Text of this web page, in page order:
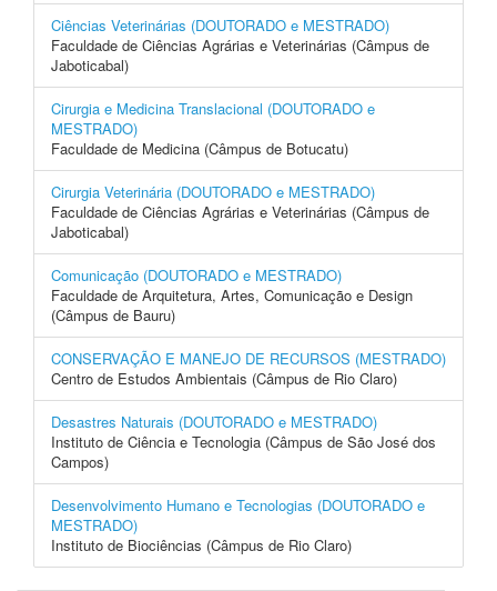
Ciências Veterinárias (DOUTORADO e MESTRADO)
Faculdade de Ciências Agrárias e Veterinárias (Câmpus de
Jaboticabal)
Cirurgia e Medicina Translacional (DOUTORADO e
MESTRADO)
Faculdade de Medicina (Câmpus de Botucatu)
Cirurgia Veterinária (DOUTORADO e MESTRADO)
Faculdade de Ciências Agrárias e Veterinárias (Câmpus de
Jaboticabal)
Comunicação (DOUTORADO e MESTRADO)
Faculdade de Arquitetura, Artes, Comunicação e Design
(Câmpus de Bauru)
CONSERVAÇÃO E MANEJO DE RECURSOS (MESTRADO)
Centro de Estudos Ambientais (Câmpus de Rio Claro)
Desastres Naturais (DOUTORADO e MESTRADO)
Instituto de Ciência e Tecnologia (Câmpus de São José dos
Campos)
Desenvolvimento Humano e Tecnologias (DOUTORADO e
MESTRADO)
Instituto de Biociências (Câmpus de Rio Claro)